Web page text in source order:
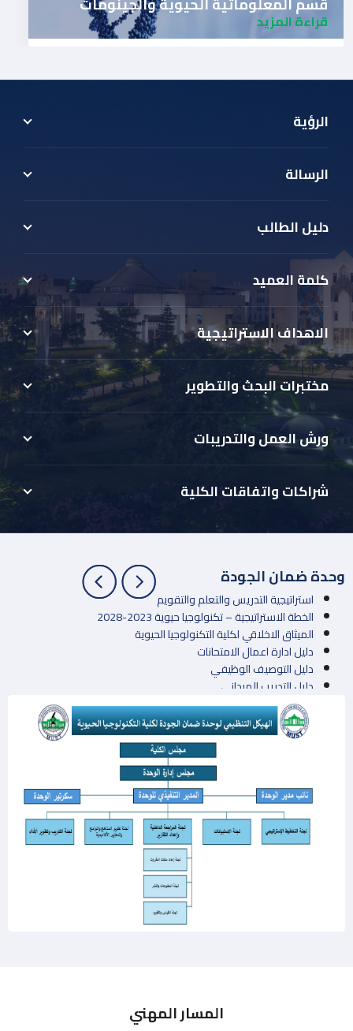
قراءة المزيد
الرؤية
الرسالة
دليل الطالب
كلمة العميد
الاهداف الاستراتيجية
مختبرات البحث والتطوير
ورش العمل والتدريبات
شراكات واتفاقات الكلية
وحدة ضمان الجودة
استراتيجية التدريس والتعلم والتقويم
الخطة الاستراتيجية – تكنولوجيا حيوية 2023-2028
الميثاق الاخلاقي لكلية التكنولوجيا الحيوية
دليل ادارة اعمال الامتحانات
دليل التوصيف الوظيفي
دليل التدريب الميداني
دليل الطالب للجودة والاعتماد
توصيف البرنامج ومقرراته
لائحة وحدة ضمان الجودة
المسار المهني